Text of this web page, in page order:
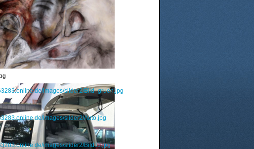
images/slider2/Bild_gruen.jpg
images/slider2/Auto.jpg
images/slider2/Bild11.jpg